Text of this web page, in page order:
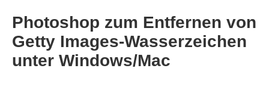
Schritt 3.
Photoshop zum Entfernen von
Getty Images-Wasserzeichen
unter Windows/Mac